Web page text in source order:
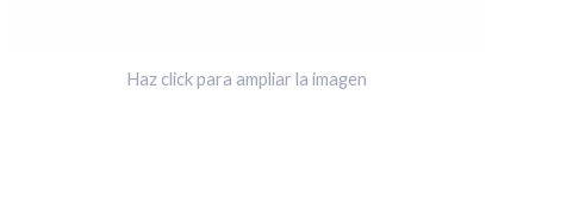
Haz click para ampliar la imagen